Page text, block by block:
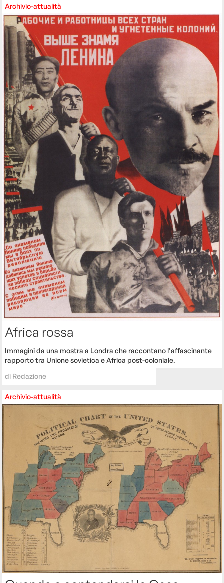
Archivio-attualità
Africa rossa
Immagini da una mostra a Londra che raccontano l'affascinante
rapporto tra Unione sovietica e Africa post-coloniale.
di Redazione
Archivio-attualità